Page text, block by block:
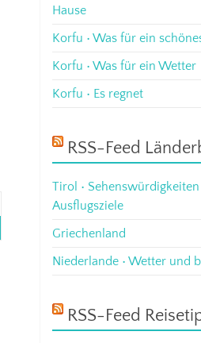
Hause
Korfu • Was für ein
Korfu • Was für ein Wetter
Korfu • Es regnet
RSS-Feed
Tirol •
Ausflugsziele
Griechenland
Niederlande • Wetter und
RSS-Feed